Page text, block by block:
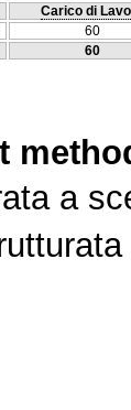
Carico di
60
60
a